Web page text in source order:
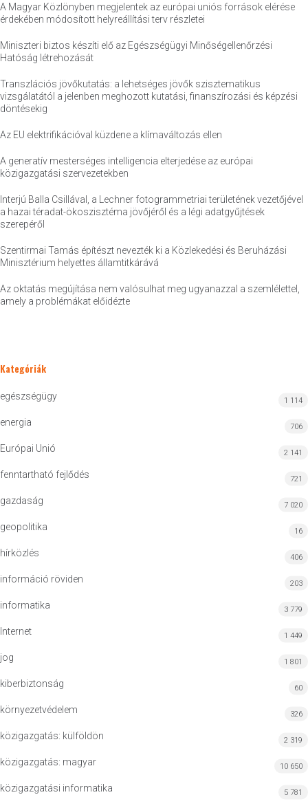
A Magyar Közlönyben megjelentek az európai uniós források elérése
érdekében módosított helyreállítási terv részletei
Miniszteri biztos készíti elő az Egészségügyi Minőségellenőrzési
Hatóság létrehozását
Transzlációs jövőkutatás: a lehetséges jövők szisztematikus
vizsgálatától a jelenben meghozott kutatási, finanszírozási és képzési
döntésekig
Az EU elektrifikációval küzdene a klímaváltozás ellen
A generatív mesterséges intelligencia elterjedése az európai
közigazgatási szervezetekben
Interjú Balla Csillával, a Lechner fotogrammetriai területének vezetőjével
a hazai téradat-ökoszisztéma jövőjéről és a légi adatgyűjtések
szerepéről
Szentirmai Tamás építészt nevezték ki a Közlekedési és Beruházási
Minisztérium helyettes államtitkárává
Az oktatás megújítása nem valósulhat meg ugyanazzal a szemlélettel,
amely a problémákat előidézte
Kategóriák
egészségügy 1 114
energia 706
Európai Unió 2 141
fenntartható fejlődés 721
gazdaság 7 020
geopolitika 16
hírközlés 406
információ röviden 203
informatika 3 779
Internet 1 449
jog 1 801
kiberbiztonság 60
környezetvédelem 326
közigazgatás: külföldön 2 319
közigazgatás: magyar 10 650
közigazgatási informatika 5 781